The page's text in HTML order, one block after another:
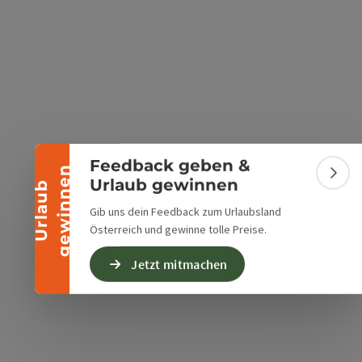
U
r
l
a
u
b
g
e
w
i
n
n
en
Banner einklappen
Feedback geben &
Urlaub gewinnen
Gib uns dein Feedback zum Urlaubsland
Österreich und gewinne tolle Preise.
Jetzt mitmachen